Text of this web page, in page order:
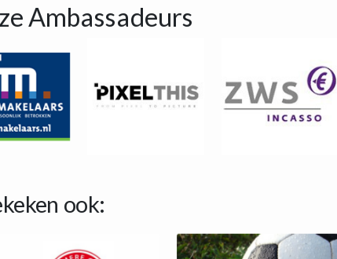
Ambassadeurs
ook: